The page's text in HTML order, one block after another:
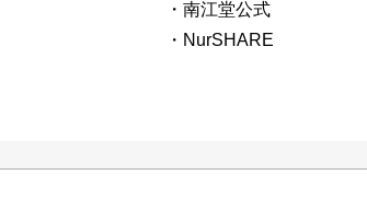
・南江堂公式
・NurSHARE